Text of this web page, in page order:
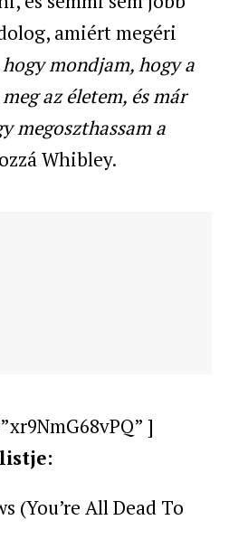
amiért megéri
mondjam, hogy a
az életem, és már
megoszthassam a
Whibley.
]
(You’re All Dead To